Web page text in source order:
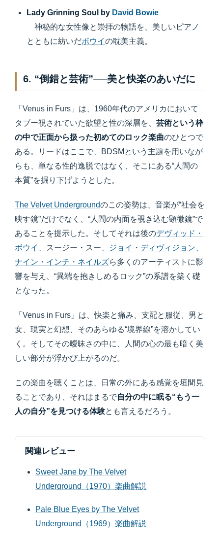
Lady Grinning Soul by David Bowie
神秘的な女性像と崇拝の物語を、美しいピアノ
とともに紡いだボウイの耽美主義。
6. “倒錯と芸術”──美と快楽のあいだに
「Venus in Furs」は、1960年代のアメリカにおいて
タブー視されていた欲望と性の深層を、 芸術という枠
の中で正面から扱った初めてのロック楽曲のひとつで
ある。リードはここで、BDSMという主題を用いなが
らも、単なる性的逸脱ではなく、そこにある“人間の
本質”を掘り下げようとした。
The Velvet Undergroundのこの姿勢は、音楽が“社会を
映す鏡”だけでなく、“人間の内面を覗き込む顕微鏡”で
あることを提示した。そしてそれは後のデヴィッド・
ボウイ
、スージー・スー、 ジョイ・ディヴィジョン
ナイン・インチ・ネイルズら多くのアーティストに影
響を与え、“異端を抱きしめるロック”の系譜を築く礎
となった。
「Venus in Furs」は、快楽と痛み、支配と服従、男と
女、現実と幻想、そのあらゆる“境界線”を溶かしてい
く。そしてその曖昧さの中に、人間の心の最も暗く美
しい部分が浮かび上がるのだ。
この楽曲を聴くことは、日常の外にある感覚を垣間見
ることであり、それはまるで自分の中に眠る“もう一
人の自分”を見つける体験とも言えるだろう。
関連レビュー
Sweet Jane by The Velvet
Underground（1970）楽曲解説
Pale Blue Eyes by The Velvet
Underground（1969）楽曲解説